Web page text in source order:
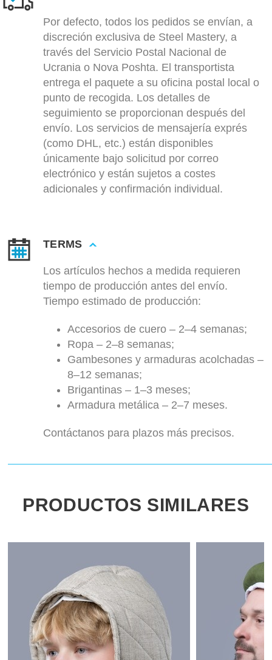
Por defecto, todos los pedidos se envían, a
discreción exclusiva de Steel Mastery, a
través del Servicio Postal Nacional de
Ucrania o Nova Poshta. El transportista
entrega el paquete a su oficina postal local o
punto de recogida. Los detalles de
seguimiento se proporcionan después del
envío. Los servicios de mensajería exprés
(como DHL, etc.) están disponibles
únicamente bajo solicitud por correo
electrónico y están sujetos a costes
adicionales y confirmación individual.
TERMS
Los artículos hechos a medida requieren
tiempo de producción antes del envío.
Tiempo estimado de producción:
Accesorios de cuero – 2–4 semanas;
Ropa – 2–8 semanas;
Gambesones y armaduras acolchadas –
8–12 semanas;
Brigantinas – 1–3 meses;
Armadura metálica – 2–7 meses.
Contáctanos para plazos más precisos.
PRODUCTOS SIMILARES